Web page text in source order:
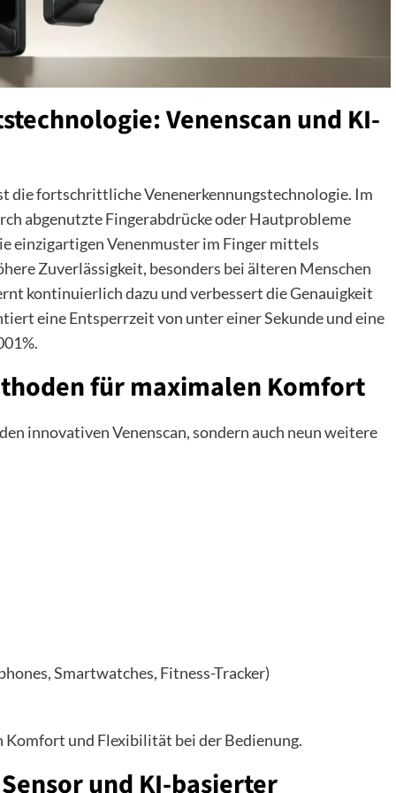
Venenscan und KI-
die fortschrittliche Venenerkennungstechnologie. Im
abgenutzte Fingerabdrücke oder Hautprobleme
einzigartigen Venenmuster im Finger mittels
Zuverlässigkeit, besonders bei älteren Menschen
kontinuierlich dazu und verbessert die Genauigkeit
eine Entsperrzeit von unter einer Sekunde und eine
für maximalen Komfort
innovativen Venenscan, sondern auch neun weitere
Smartwatches, Fitness-Tracker)
und Flexibilität bei der Bedienung.
und KI-basierter